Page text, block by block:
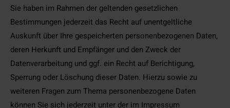
Sie haben im Rahmen der geltenden gesetzlichen
Bestimmungen jederzeit das Recht auf unentgeltliche
Auskunft über Ihre gespeicherten personenbezogenen Daten,
deren Herkunft und Empfänger und den Zweck der
Datenverarbeitung und ggf. ein Recht auf Berichtigung,
Sperrung oder Löschung dieser Daten. Hierzu sowie zu
weiteren Fragen zum Thema personenbezogene Daten
können Sie sich jederzeit unter der im Impressum